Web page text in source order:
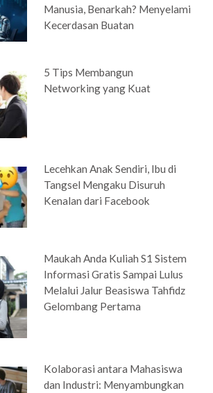
Manusia, Benarkah? Menyelami
Kecerdasan Buatan
5 Tips Membangun
Networking yang Kuat
Lecehkan Anak Sendiri, Ibu di
Tangsel Mengaku Disuruh
Kenalan dari Facebook
Maukah Anda Kuliah S1 Sistem
Informasi Gratis Sampai Lulus
Melalui Jalur Beasiswa Tahfidz
Gelombang Pertama
Kolaborasi antara Mahasiswa
dan Industri: Menyambungkan